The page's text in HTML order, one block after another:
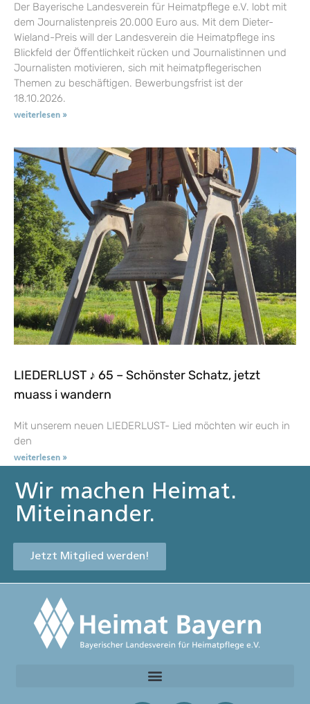
Der Bayerische Landesverein für Heimatpflege e.V. lobt mit
dem Journalistenpreis 20.000 Euro aus. Mit dem Dieter-
Wieland-Preis will der Landesverein die Heimatpflege ins
Blickfeld der Öffentlichkeit rücken und Journalistinnen und
Journalisten motivieren, sich mit heimatpflegerischen
Themen zu beschäftigen. Bewerbungsfrist ist der
18.10.2026.
weiterlesen »
LIEDERLUST ♪ 65 – Schönster Schatz, jetzt
muass i wandern
Mit unserem neuen LIEDERLUST- Lied möchten wir euch in
den
weiterlesen »
Wir machen Heimat.
Miteinander.
Jetzt Mitglied werden!